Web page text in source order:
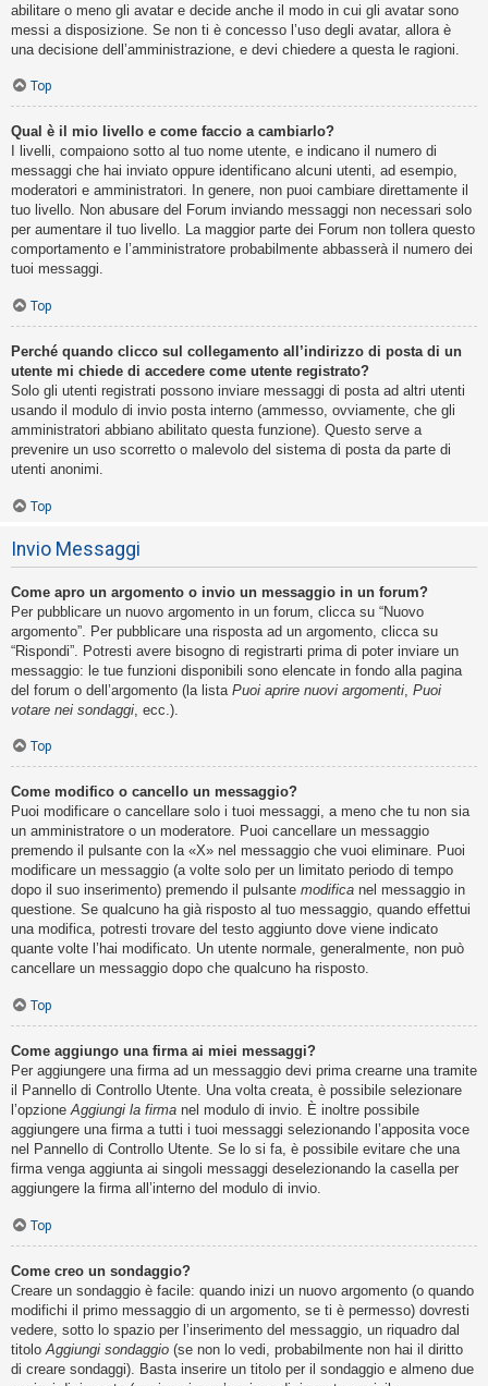
abilitare o meno gli avatar e decide anche il modo in cui gli avatar sono
messi a disposizione. Se non ti è concesso l’uso degli avatar, allora è
una decisione dell’amministrazione, e devi chiedere a questa le ragioni.
Top
Qual è il mio livello e come faccio a cambiarlo?
I livelli, compaiono sotto al tuo nome utente, e indicano il numero di
messaggi che hai inviato oppure identificano alcuni utenti, ad esempio,
moderatori e amministratori. In genere, non puoi cambiare direttamente il
tuo livello. Non abusare del Forum inviando messaggi non necessari solo
per aumentare il tuo livello. La maggior parte dei Forum non tollera questo
comportamento e l’amministratore probabilmente abbasserà il numero dei
tuoi messaggi.
Top
Perché quando clicco sul collegamento all’indirizzo di posta di un
utente mi chiede di accedere come utente registrato?
Solo gli utenti registrati possono inviare messaggi di posta ad altri utenti
usando il modulo di invio posta interno (ammesso, ovviamente, che gli
amministratori abbiano abilitato questa funzione). Questo serve a
prevenire un uso scorretto o malevolo del sistema di posta da parte di
utenti anonimi.
Top
Invio Messaggi
Come apro un argomento o invio un messaggio in un forum?
Per pubblicare un nuovo argomento in un forum, clicca su “Nuovo
argomento”. Per pubblicare una risposta ad un argomento, clicca su
“Rispondi”. Potresti avere bisogno di registrarti prima di poter inviare un
messaggio: le tue funzioni disponibili sono elencate in fondo alla pagina
del forum o dell’argomento (la lista Puoi aprire nuovi argomenti Puoi
votare nei sondaggi , ecc.).
Top
Come modifico o cancello un messaggio?
Puoi modificare o cancellare solo i tuoi messaggi, a meno che tu non sia
un amministratore o un moderatore. Puoi cancellare un messaggio
premendo il pulsante con la «X» nel messaggio che vuoi eliminare. Puoi
modificare un messaggio (a volte solo per un limitato periodo di tempo
dopo il suo inserimento) premendo il pulsante modifica nel messaggio in
questione. Se qualcuno ha già risposto al tuo messaggio, quando effettui
una modifica, potresti trovare del testo aggiunto dove viene indicato
quante volte l’hai modificato. Un utente normale, generalmente, non può
cancellare un messaggio dopo che qualcuno ha risposto.
Top
Come aggiungo una firma ai miei messaggi?
Per aggiungere una firma ad un messaggio devi prima crearne una tramite
il Pannello di Controllo Utente. Una volta creata, è possibile selezionare
l’opzioneAggiungi la firma nel modulo di invio. È inoltre possibile
aggiungere una firma a tutti i tuoi messaggi selezionando l’apposita voce
nel Pannello di Controllo Utente. Se lo si fa, è possibile evitare che una
firma venga aggiunta ai singoli messaggi deselezionando la casella per
aggiungere la firma all’interno del modulo di invio.
Top
Come creo un sondaggio?
Creare un sondaggio è facile: quando inizi un nuovo argomento (o quando
modifichi il primo messaggio di un argomento, se ti è permesso) dovresti
vedere, sotto lo spazio per l’inserimento del messaggio, un riquadro dal
titolo Aggiungi sondaggio (se non lo vedi, probabilmente non hai il diritto
di creare sondaggi). Basta inserire un titolo per il sondaggio e almeno due